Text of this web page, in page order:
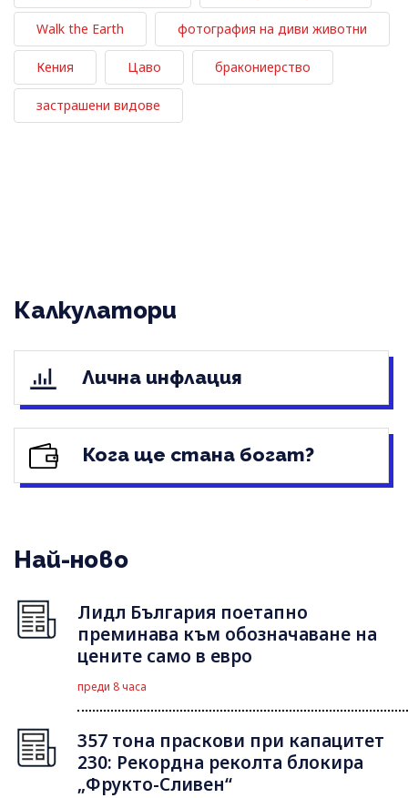
Walk the Earth фотография на диви животни
Кения Цаво бракониерство
застрашени видове
Калкулатори
Лична инфлация
Кога ще стана богат?
Най-ново
Лидл България поетапно
преминава към обозначаване на
цените само в евро
преди 8 часа
357 тона праскови при капацитет
230: Рекордна реколта блокира
„Фрукто-Сливен“